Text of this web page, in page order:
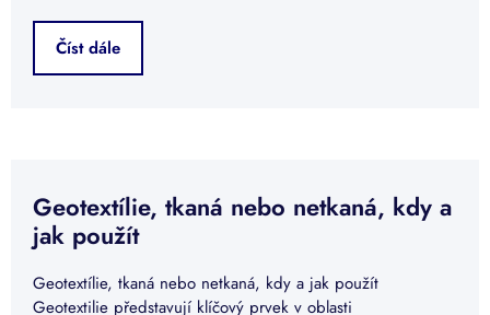
Číst dále
Geotextílie, tkaná nebo netkaná, kdy a
jak použít
Geotextílie, tkaná nebo netkaná, kdy a jak použít
Geotextilie představují klíčový prvek v oblasti